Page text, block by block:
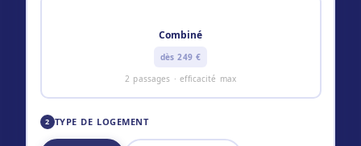
Combiné
dès 249 €
2 passages · efficacité max
2 TYPE DE LOGEMENT